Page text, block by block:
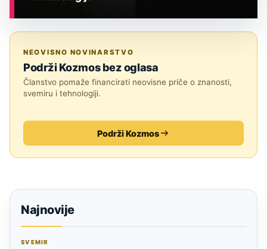
NEOVISNO NOVINARSTVO
Podrži Kozmos bez oglasa
Članstvo pomaže financirati neovisne priče o znanosti,
svemiru i tehnologiji.
Podrži Kozmos
Najnovije
SVEMIR